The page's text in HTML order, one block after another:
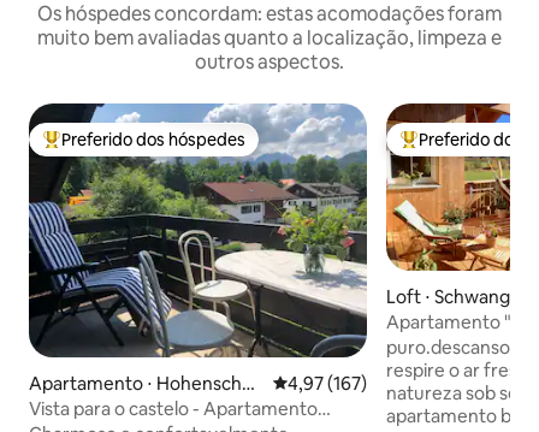
Os hóspedes concordam: estas acomodações foram
muito bem avaliadas quanto a localização, limpeza e
outros aspectos.
Entre os melhores preferidos dos hóspedes
Preferido dos hóspedes
Apartamento ⋅ Hohenschw
angau
4,97 de uma avaliação média de
4,97 (167)
Vista para o castelo - Apartamento
Entre os
Preferido dos
Loft ⋅ Schwangau
Apartamento
relaxamento"
puro.descanso - Deixe sua alma relaxar,
respire o ar
natureza sob seus
apartamento